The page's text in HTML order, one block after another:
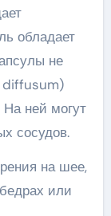
обладает
не
diffusum)
На ней могут
сосудов.
на шее,
или